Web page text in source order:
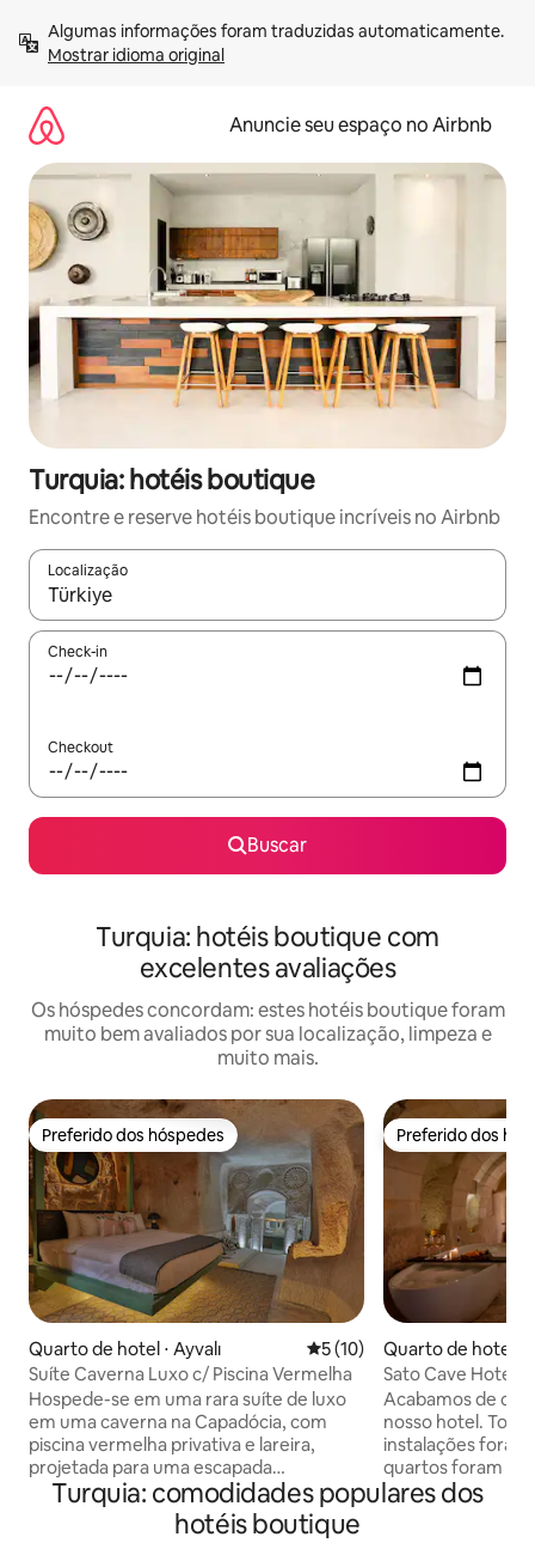
para
Mostrar idioma original
Anuncie seu espaço no Airbnb
Turquia: hotéis boutique
Encontre e reserve hotéis boutique incríveis no Airbnb
Localização
Quando os resultados estiverem disponíveis, explore-os
Check-in
Checkout
Buscar
Turquia: hotéis boutique com
excelentes avaliações
Os hóspedes concordam: estes hotéis boutique foram
muito bem avaliados por sua localização, limpeza e
muito mais.
Preferido dos hóspedes
Preferido dos hóspedes
Quarto de hotel ⋅ Ayvalı 5 de uma avaliação média
5 (10)
Suíte Caverna Luxo c/ Piscina Vermelha
Hospede-se em uma rara suíte de luxo
em uma caverna na Capadócia, com
piscina vermelha privativa e lareira,
projetada para uma escapada
romântica. Esculpida em rocha vulcânica
antiga, ela combina o autêntico
patrimônio da caverna com o conforto
Preferido dos
Preferido dos
Quarto de hotel ⋅
Sato Cave Hotel
com banheira
Acabamos de
nosso hotel.
instalações
quartos foram
com a textura da
Turquia: comodidades populares dos
hotéis boutique